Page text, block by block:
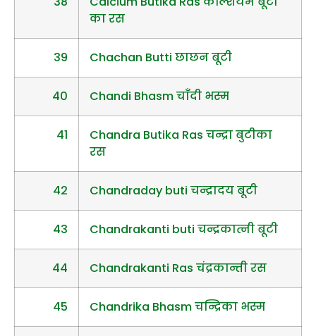
का रस
39 Chachan Butti छाछन बूटी
40 Chandi Bhasm चाँदी भस्म
41
Chandra Butika Ras चन्द्रा बुटीका
रस
42 Chandraday buti चन्द्रादय बूटी
43 Chandrakanti buti चन्द्रकात्नी बूटी
44 Chandrakanti Ras चंद्रकान्ती रस
45 Chandrika Bhasm चन्द्रिका भस्म